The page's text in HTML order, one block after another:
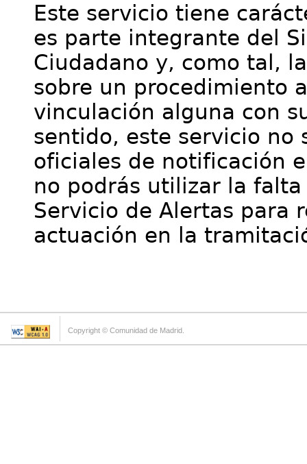
Este servicio tiene
es parte integrante del
Ciudadano y, como tal,
sobre un procedimiento
vinculación alguna con
sentido, este servicio no
oficiales de notificación
no podrás utilizar la
Servicio de Alertas para
actuación en la
Copyright © Comunidad de Madrid.